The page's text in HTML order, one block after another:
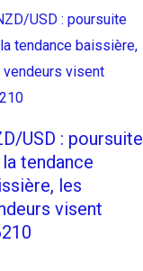
USD : poursuite
tendance
les
visent